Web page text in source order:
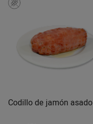
Codillo de jamón asado